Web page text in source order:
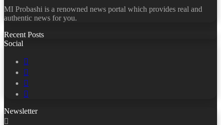
MI Probashi is a renowned news portal which provides real and
authentic news for you.
Recent Posts
Social
Newsletter